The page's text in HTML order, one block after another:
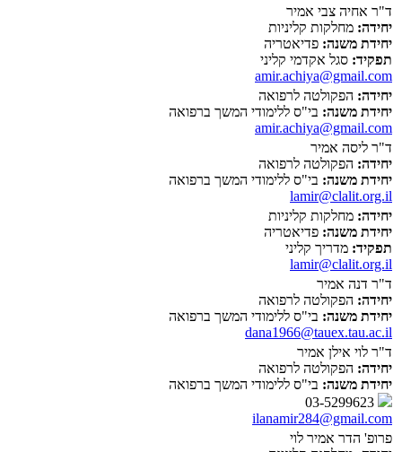
ד"ר אחיה צבי אמיר
יחידה: מחלקות קליניות
יחידת משנה: פדיאטריה
תפקיד: סגל אקדמי קליני
amir.achiya@gmail.com
יחידה: הפקולטה לרפואה
יחידת משנה: בי"ס ללימודי המשך ברפואה
amir.achiya@gmail.com
ד"ר ליסה אמיר
יחידה: הפקולטה לרפואה
יחידת משנה: בי"ס ללימודי המשך ברפואה
lamir@clalit.org.il
יחידה: מחלקות קליניות
יחידת משנה: פדיאטריה
תפקיד: מדריך קליני
lamir@clalit.org.il
ד"ר דנה אמיר
יחידה: הפקולטה לרפואה
יחידת משנה: בי"ס ללימודי המשך ברפואה
dana1966@tauex.tau.ac.il
ד"ר לוי אילן אמיר
יחידה: הפקולטה לרפואה
יחידת משנה: בי"ס ללימודי המשך ברפואה
ilanamir284@gmail.com
פרופ' הדר אמיר לוי